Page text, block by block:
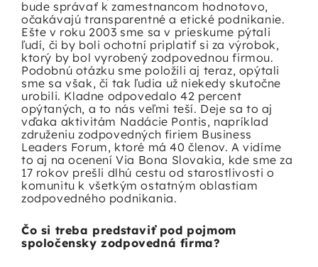
bude správať k zamestnancom hodnotovo,
očakávajú transparentné a etické podnikanie.
Ešte v roku 2003 sme sa v prieskume pýtali
ľudí, či by boli ochotní priplatiť si za výrobok,
ktorý by bol vyrobený zodpovednou firmou.
Podobnú otázku sme položili aj teraz, opýtali
sme sa však, či tak ľudia už niekedy skutočne
urobili. Kladne odpovedalo 42 percent
opýtaných, a to nás veľmi teší. Deje sa to aj
vďaka aktivitám Nadácie Pontis, napríklad
združeniu zodpovedných firiem Business
Leaders Forum, ktoré má 40 členov. A vidíme
to aj na ocenení Via Bona Slovakia, kde sme za
17 rokov prešli dlhú cestu od starostlivosti o
komunitu k všetkým ostatným oblastiam
zodpovedného podnikania.
Čo si treba predstaviť pod pojmom
spoločensky zodpovedná firma?